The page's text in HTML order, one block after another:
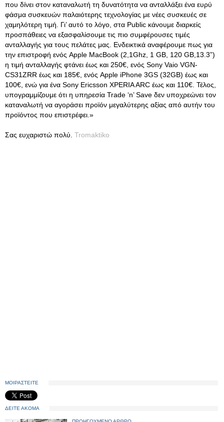
που δίνει στον καταναλωτή τη δυνατότητα να ανταλλάξει ένα ευρύ
φάσμα συσκευών παλαιότερης τεχνολογίας με νέες συσκευές σε
χαμηλότερη τιμή. Γι’ αυτό το λόγο, στα Public κάνουμε διαρκείς
προσπάθειες να εξασφαλίσουμε τις πιο συμφέρουσες τιμές
ανταλλαγής για τους πελάτες μας. Ενδεικτικά αναφέρουμε πως για
την επιστροφή ενός Apple MacBook (2,1Ghz, 1 GB, 120 GB,13.3”)
η τιμή ανταλλαγής φτάνει έως και 250€, ενός Sony Vaio VGN-
CS31ZRR έως και 185€, ενός Apple iPhone 3GS (32GB) έως και
100€, ενώ για ένα Sony Ericsson XPERIA ARC έως και 110€. Τέλος,
υπογραμμίζουμε ότι η υπηρεσία Trade ‘n’ Save δεν υποχρεώνει τον
καταναλωτή να αγοράσει προϊόν μεγαλύτερης αξίας από αυτήν του
προϊόντος που επιστρέφει.»
Σας ευχαριστώ πολύ. Tromaktiko
ΜΟΙΡΑΣΤΕΙΤΕ
ΔΕΙΤΕ ΑΚΟΜΑ